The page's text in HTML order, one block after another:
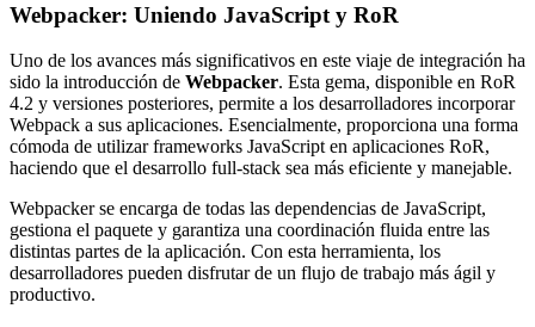
Webpacker: Uniendo JavaScript y RoR
Uno de los avances más significativos en este viaje de integración ha
sido la introducción de Webpacker. Esta gema, disponible en RoR
4.2 y versiones posteriores, permite a los desarrolladores incorporar
Webpack a sus aplicaciones. Esencialmente, proporciona una forma
cómoda de utilizar frameworks JavaScript en aplicaciones RoR,
haciendo que el desarrollo full-stack sea más eficiente y manejable.
Webpacker se encarga de todas las dependencias de JavaScript,
gestiona el paquete y garantiza una coordinación fluida entre las
distintas partes de la aplicación. Con esta herramienta, los
desarrolladores pueden disfrutar de un flujo de trabajo más ágil y
productivo.